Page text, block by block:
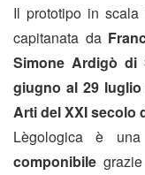
Il prototipo in
capitanata da
Simone Ardigò di
giugno al 29 luglio
Arti del XXI secolo
Lègologica è
componibile